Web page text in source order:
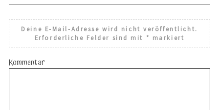
Deine E-Mail-Adresse wird nicht veröffentlicht.
Erforderliche Felder sind mit * markiert
Kommentar